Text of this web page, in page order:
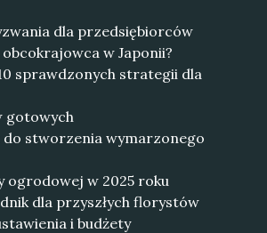
dla przedsiębiorców
w Japonii?
sprawdzonych strategii dla
gotowych
stworzenia wymarzonego
ogrodowej w 2025 roku
dla przyszłych florystów
i budżety